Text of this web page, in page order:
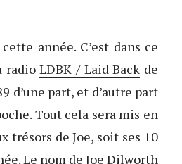
année. C’est dans ce
radioLDBK / Laid Back de
d’une part, et d’autre part
Tout cela sera mis en
trésors de Joe, soit ses 10
Le nom de Joe Dilworth